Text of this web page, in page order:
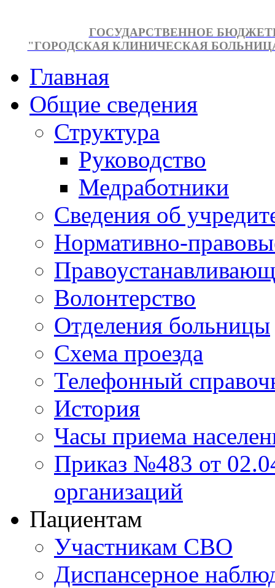
ГОСУДАРСТВЕННОЕ
"ГОРОДСКАЯ КЛИНИЧЕСКАЯ
Главная
Общие сведения
Структура
Руководство
Медработники
Сведения об
Нормативно-
Волонтерство
Отделения больницы
Схема проезда
Телефонный
История
Часы приема
Приказ №483 от
организаций
Пациентам
Участникам СВО
Диспансерное